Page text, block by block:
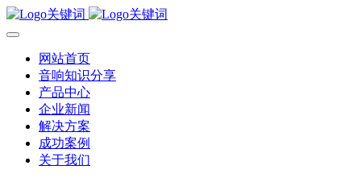
网站首页
音响知识分享
产品中心
企业新闻
解决方案
成功案例
关于我们